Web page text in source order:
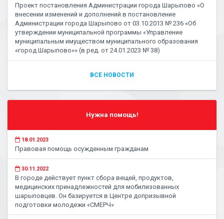
Проект постановления Администрации города Шарыпово «О
внесении изменений и дополнений в постановление
Администрации города Шарыпово от 03.10.2013 № 236 «Об
утверждении муниципальной программы «Управление
муниципальным имуществом муниципального образования
«город Шарыпово»» (в ред. от 24.01.2023 № 38)
ВСЕ НОВОСТИ
Нужна помощь!
18.01.2023
Правовая помощь осужденным гражданам
30.11.2022
В городе действует пункт сбора вещей, продуктов,
медицинских принадлежностей для мобилизованных
шарыповцев. Он базируется в Центре допризывной
подготовки молодежи «СМЕРЧ»